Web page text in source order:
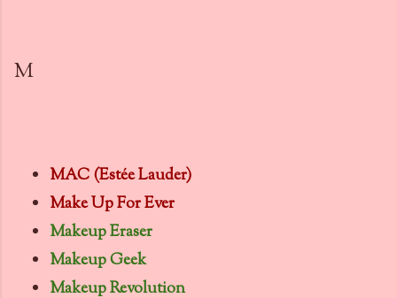
M
MAC (Estée Lauder)
Make Up For Ever
Makeup Eraser
Makeup Geek
Makeup Revolution